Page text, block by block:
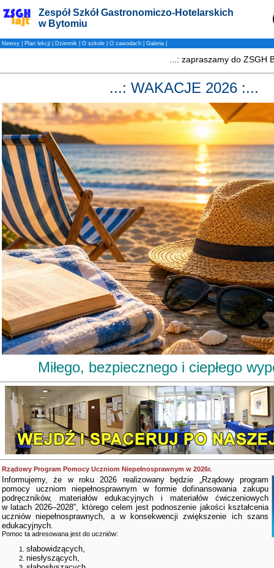
Zespół Szkół Gastronomiczo-Hotelarskich
w Bytomiu
Newsy Plan lekcji Dziennik O szkole O zawodach Galeria
...: WAKACJE 2026 :...
Miłego, bezpiecznego i ciepłego
Rządowy Program Pomocy Uczniom Niepełnosprawnym w 2026r.
Informujemy, że w roku 2026 realizowany będzie „Rządowy program
pomocy uczniom niepełnosprawnym w formie dofinansowania zakupu
podręczników, materiałów edukacyjnych i materiałów ćwiczeniowych
w latach 2026–2028”, którego celem jest podnoszenie jakości kształcenia
uczniów niepełnosprawnych, a w konsekwencji zwiększenie ich szans
edukacyjnych.
Pomoc ta adresowana jest do uczniów:
słabowidzących,
niesłyszących,